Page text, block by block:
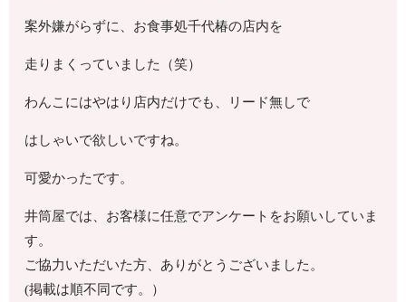
案外嫌がらずに、お食事処千代椿の店内を
走りまくっていました（笑）
わんこにはやはり店内だけでも、リード無しで
はしゃいで欲しいですね。
可愛かったです。
井筒屋では、お客様に任意でアンケートをお願いしていま
す。
ご協力いただいた方、ありがとうございました。
(掲載は順不同です。）